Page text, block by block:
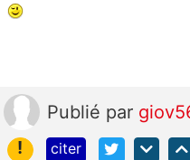
Publié par
!
citer